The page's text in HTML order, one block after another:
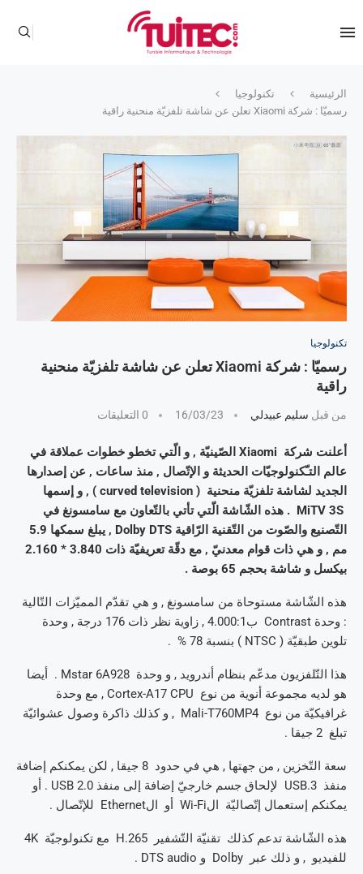
الرئيسية
تكنولوجيا
رسميّا : شركة Xiaomi تعلن عن شاشة تلفزيّة منحنية راقية
تكنولوجيا
رسميّا : شركة Xiaomi تعلن عن شاشة تلفزيّة منحنية
راقية
من قبل سليم عبيدلي 16/03/23 0 التعليقات
أعلنت شركة Xiaomi الصّينيّة , و الّتي تخطو خطوات عملاقة في
عالم التـّكنولوجيّات الحديثة و الإتّصال , منذ ساعات , عن إصدارها
الجديد لشاشة تلفزيّة منحنية ( curved television ) , و إسمها
MiTV 3S . هذه الشّاشة الّتي تأتي بالتّعاون مع سامسونغ في
التّصنيع والصّوت من التّقنية الرّاقية Dolby DTS , يبلغ سمكها 5.9
مم , و هي ذات قوام معدنيّ , مع دقّة تعريفيّة ذات 3.840 * 2.160
بيكسل و شاشة بحجم 65 بوصة .
هذه الشّاشة مستوحاة من سامسونغ , و هي تقدّم المميّزات التّالية
: وحدة Contrast ب4.000:1 , زاوية نظر ذات 176 درجة , وحدة
تلوين طبقيّة ( NTSC ) بنسبة 78 % .
هذا التّلفزيون مدعّم بنظام أندرويد , و وحدة Mstar 6A928 . أيضا
هو لديه مجموعة أنوية من نوع Cortex-A17 CPU , مع وحدة
غرافيكيّة من نوع Mali-T760MP4 , و كذلك ذاكرة وصول عشوائيّة
تبلغ 2 جيقا .
سعة التّخزين , من جهتها , هي في حدود 8 جيقا , لكن يمكنكم إضافة
منفذ USB.3 لإلحاق جسم خارجيّ إضافة إلى منفذ USB 2.0 . أو
يمكنكم إستعمال إتّصاليّة الWi-Fi أو الEthernet للإتّصال .
هذه الشّاشة تدعم كذلك تقنيّة التّشفير H.265 مع تكنولوجيّة 4K
للفيديو , و ذلك عبر Dolby و DTS audio .